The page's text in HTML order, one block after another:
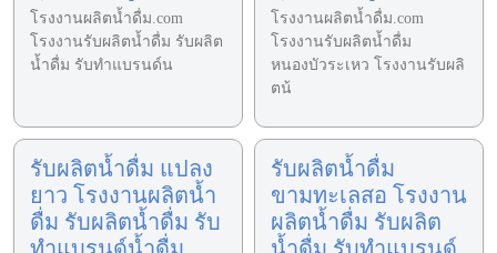
โรงงานผลิตน้ำดื่ม.com
โรงงานรับผลิตน้ำดื่ม รับผลิต
น้ำดื่ม รับทำแบรนด์น
โรงงานผลิตน้ำดื่ม.com
โรงงานรับผลิตน้ำดื่ม
หนองบัวระเหว โรงงานรับผลิ
ตน้
รับผลิตน้ำดื่ม แปลง
ยาว โรงงานผลิตน้ำ
ดื่ม รับผลิตน้ำดื่ม รับ
ทำแบรนด์น้ำดื่ม
รับผลิตน้ำดื่ม
ขามทะเลสอ โรงงาน
ผลิตน้ำดื่ม รับผลิต
น้ำดื่ม รับทำแบรนด์